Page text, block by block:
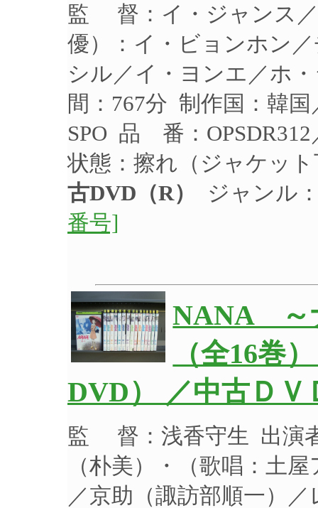
監 督：イ・ジャンス
優）：イ・ビョンホン
シル／イ・ヨンエ／ホ
間：767分 制作国：韓
SPO 品 番：
状態：擦れ（ジャケッ
古DVD（R）
ジャンル
番号]
NANA
（全16
DVD） ／中古ＤＶ
監 督：浅香守生 出演
（朴美）・（歌唱：土
／京助（諏訪部順一）